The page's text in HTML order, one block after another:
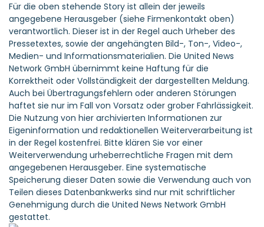
Für die oben stehende Story ist allein der jeweils
angegebene Herausgeber (siehe Firmenkontakt oben)
verantwortlich. Dieser ist in der Regel auch Urheber des
Pressetextes, sowie der angehängten Bild-, Ton-, Video-,
Medien- und Informationsmaterialien. Die United News
Network GmbH übernimmt keine Haftung für die
Korrektheit oder Vollständigkeit der dargestellten Meldung.
Auch bei Übertragungsfehlern oder anderen Störungen
haftet sie nur im Fall von Vorsatz oder grober Fahrlässigkeit.
Die Nutzung von hier archivierten Informationen zur
Eigeninformation und redaktionellen Weiterverarbeitung ist
in der Regel kostenfrei. Bitte klären Sie vor einer
Weiterverwendung urheberrechtliche Fragen mit dem
angegebenen Herausgeber. Eine systematische
Speicherung dieser Daten sowie die Verwendung auch von
Teilen dieses Datenbankwerks sind nur mit schriftlicher
Genehmigung durch die United News Network GmbH
gestattet.